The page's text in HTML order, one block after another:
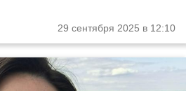
29 сентября 2025 в 12:10